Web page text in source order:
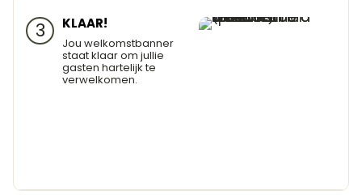
3 KLAAR!
Jou welkomstbanner
staat klaar om jullie
gasten hartelijk te
verwelkomen.